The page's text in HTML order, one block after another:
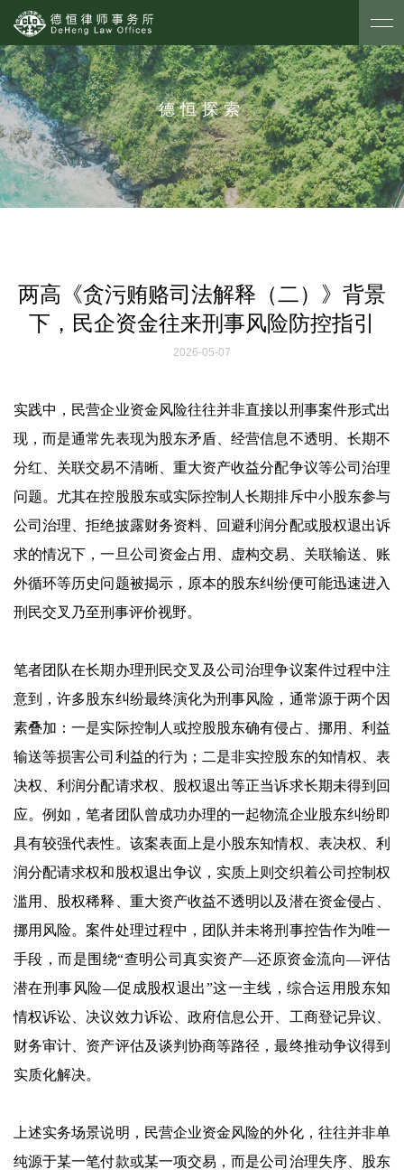
德恒探索
两高《贪污贿赂司法解释（二）》背景
下，民企资金往来刑事风险防控指引
2026-05-07
实践中，民营企业资金风险往往并非直接以刑事案件形式出
现，而是通常先表现为股东矛盾、经营信息不透明、长期不
分红、关联交易不清晰、重大资产收益分配争议等公司治理
问题。尤其在控股股东或实际控制人长期排斥中小股东参与
公司治理、拒绝披露财务资料、回避利润分配或股权退出诉
求的情况下，一旦公司资金占用、虚构交易、关联输送、账
外循环等历史问题被揭示，原本的股东纠纷便可能迅速进入
刑民交叉乃至刑事评价视野。
笔者团队在长期办理刑民交叉及公司治理争议案件过程中注
意到，许多股东纠纷最终演化为刑事风险，通常源于两个因
素叠加：一是实际控制人或控股股东确有侵占、挪用、利益
输送等损害公司利益的行为；二是非实控股东的知情权、表
决权、利润分配请求权、股权退出等正当诉求长期未得到回
应。例如，笔者团队曾成功办理的一起物流企业股东纠纷即
具有较强代表性。该案表面上是小股东知情权、表决权、利
润分配请求权和股权退出争议，实质上则交织着公司控制权
滥用、股权稀释、重大资产收益不透明以及潜在资金侵占、
挪用风险。案件处理过程中，团队并未将刑事控告作为唯一
手段，而是围绕“查明公司真实资产—还原资金流向—评估
潜在刑事风险—促成股权退出”这一主线，综合运用股东知
情权诉讼、决议效力诉讼、政府信息公开、工商登记异议、
财务审计、资产评估及谈判协商等路径，最终推动争议得到
实质化解决。
上述实务场景说明，民营企业资金风险的外化，往往并非单
纯源于某一笔付款或某一项交易，而是公司治理失序、股东